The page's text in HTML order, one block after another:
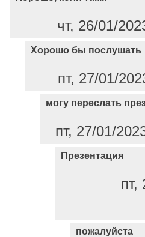
чт, 26/01/
Хорошо бы послушать
пт, 27/01/
могу переслать
пт, 27/01/
Презентация
пт,
пожалуйста